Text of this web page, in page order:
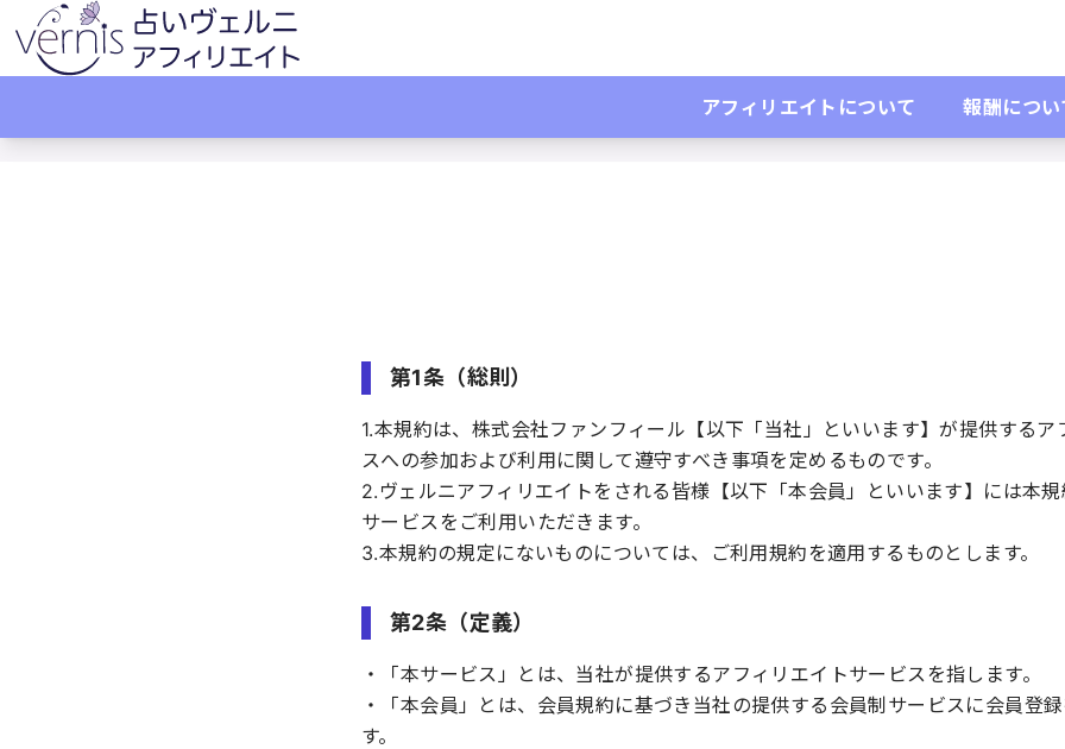
アフィリエイトについて 報酬につい
Terms
第1条（総則）
1.本規約は、株式会社ファンフィール【以下「当社」といいます】が提供するア
スへの参加および利用に関して遵守すべき事項を定めるものです。
2.ヴェルニアフィリエイトをされる皆様【以下「本会員」といいます】には本
サービスをご利用いただきます。
3.本規約の規定にないものについては、ご利用規約を適用するものとします。
第2条（定義）
・「本サービス」とは、当社が提供するアフィリエイトサービスを指します。
・「本会員」とは、会員規約に基づき当社の提供する会員制サービスに会員登
す。